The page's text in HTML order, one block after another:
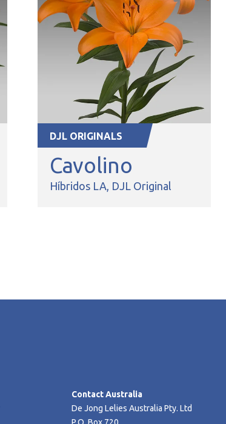
DJL ORIGINALS
Cavolino
Híbridos LA DJL Original
Contact Australia
De Jong Lelies Australia Pty. Ltd